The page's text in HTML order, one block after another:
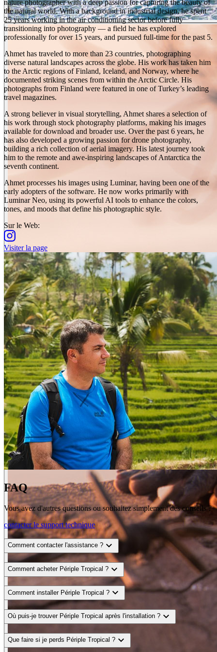
nature photographer with a deep passion for capturing the beauty of
the natural world. With a background in industrial design, he spent
25 years working in the air conditioning sector before fully
transitioning into photography — a field he has explored
professionally for over 15 years, and pursued full-time for the past 5.
Ahmet has traveled to more than 23 countries, photographing
diverse natural landscapes across the globe. His work has taken him
to the Arctic regions of Finland, Iceland, and Norway, where he
documented striking scenes from within the Arctic Circle. His
photographs from Finland were featured in one of Turkey’s leading
travel magazines.
A strong believer in visual storytelling, Ahmet shares a selection of
his work through stock photography platforms, making his images
available for download and broader use. Over the past 6 years, he
has also developed a growing passion for drone photography,
building a rich collection of aerial imagery. His latest journey took
him to the remote and awe-inspiring landscapes of Antarctica the
seventh continent.
Ahmet processes his images using Luminar, having been one of the
early adopters of the software. He now works primarily with
Luminar Neo, using its powerful AI tools to enhance the colors,
tones, and moods that define his photographic style.
Sur le Web:
Visiter la page
FAQ
Vous avez d'autres questions ou souhaitez simplement des conseils ?
contacter le support technique
Comment contacter l'assistance ? expand_more
Comment acheter Périple Tropical ? expand_more
Comment installer Périple Tropical ? expand_more
Où puis-je trouver Périple Tropical après l'installation ? expand_more
Que faire si je perds Périple Tropical ? expand_more